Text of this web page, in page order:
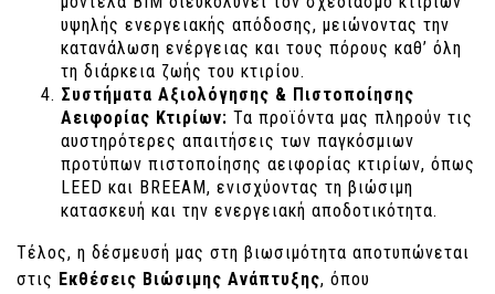
υψηλής ενεργειακής απόδοσης, μειώνοντας την
κατανάλωση ενέργειας και τους πόρους καθ’ όλη
τη διάρκεια ζωής του κτιρίου.
Συστήματα Αξιολόγησης & Πιστοποίησης
Αειφορίας Κτιρίων: Τα προϊόντα μας πληρούν τις
αυστηρότερες απαιτήσεις των παγκόσμιων
προτύπων πιστοποίησης αειφορίας κτιρίων, όπως
LEED και BREEAM, ενισχύοντας τη βιώσιμη
κατασκευή και την ενεργειακή αποδοτικότητα.
Τέλος, η δέσμευσή μας στη βιωσιμότητα αποτυπώνεται
στις Εκθέσεις Βιώσιμης Ανάπτυξης, όπου